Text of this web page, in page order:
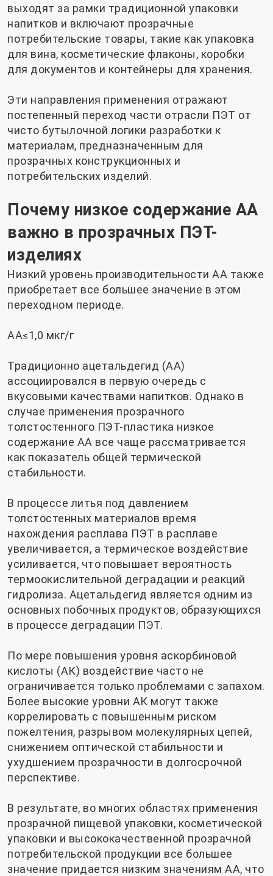
выходят за рамки традиционной упаковки
напитков и включают прозрачные
потребительские товары, такие как упаковка
для вина, косметические флаконы, коробки
для документов и контейнеры для хранения.
Эти направления применения отражают
постепенный переход части отрасли ПЭТ от
чисто бутылочной логики разработки к
материалам, предназначенным для
прозрачных конструкционных и
потребительских изделий.
Почему низкое содержание AA
важно в прозрачных ПЭТ-
изделиях
Низкий уровень производительности AA также
приобретает все большее значение в этом
переходном периоде.
AA≤1,0 мкг/г
Традиционно ацетальдегид (АА)
ассоциировался в первую очередь с
вкусовыми качествами напитков. Однако в
случае применения прозрачного
толстостенного ПЭТ-пластика низкое
содержание АА все чаще рассматривается
как показатель общей термической
стабильности.
В процессе литья под давлением
толстостенных материалов время
нахождения расплава ПЭТ в расплаве
увеличивается, а термическое воздействие
усиливается, что повышает вероятность
термоокислительной деградации и реакций
гидролиза. Ацетальдегид является одним из
основных побочных продуктов, образующихся
в процессе деградации ПЭТ.
По мере повышения уровня аскорбиновой
кислоты (АК) воздействие часто не
ограничивается только проблемами с запахом.
Более высокие уровни АК могут также
коррелировать с повышенным риском
пожелтения, разрывом молекулярных цепей,
снижением оптической стабильности и
ухудшением прозрачности в долгосрочной
перспективе.
В результате, во многих областях применения
прозрачной пищевой упаковки, косметической
упаковки и высококачественной прозрачной
потребительской продукции все большее
значение придается низким значениям AA, что